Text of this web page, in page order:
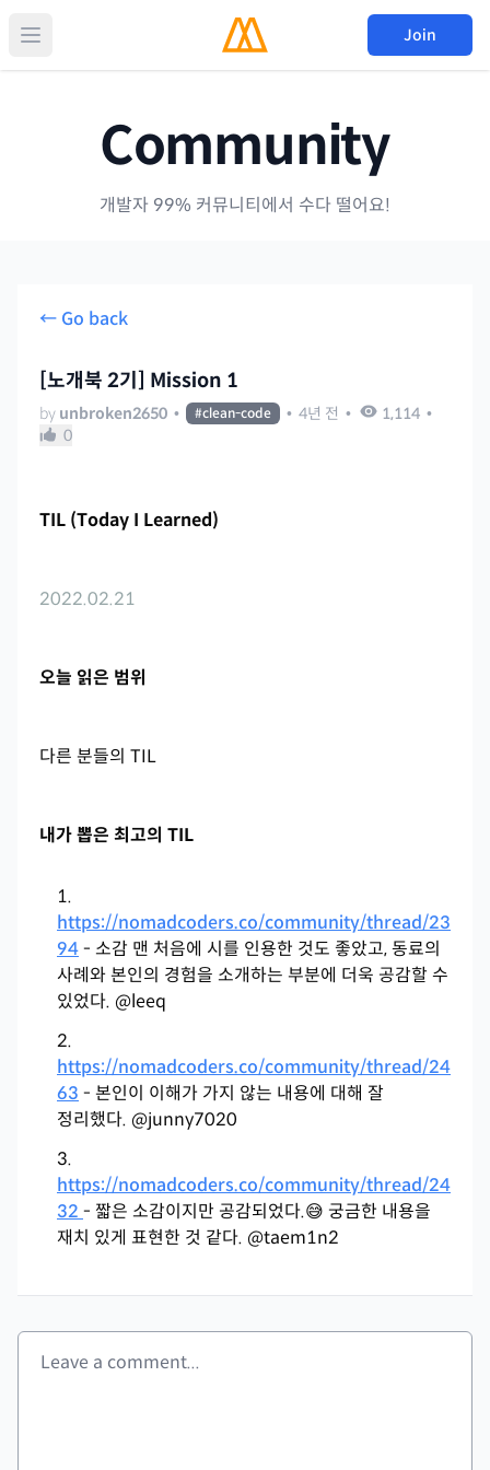
Join
Community
개발자 99% 커뮤니티에서 수다 떨어요!
← Go back
[노개북 2기] Mission 1
by unbroken2650 • #clean-code • 4년 전 • 1,114 •
0
TIL (Today I Learned)
2022.02.21
오늘 읽은 범위
다른 분들의 TIL
내가 뽑은 최고의 TIL
https://nomadcoders.co/community/thread/23
94- 소감 맨 처음에 시를 인용한 것도 좋았고, 동료의
사례와 본인의 경험을 소개하는 부분에 더욱 공감할 수
있었다. @leeq
https://nomadcoders.co/community/thread/24
63 - 본인이 이해가 가지 않는 내용에 대해 잘
정리했다. @junny7020
https://nomadcoders.co/community/thread/24
32 - 짧은 소감이지만 공감되었다.😅 궁금한 내용을
재치 있게 표현한 것 같다. @taem1n2